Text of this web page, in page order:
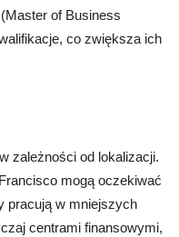
of Business
co zwiększa ich
zależności od lokalizacji.
mogą oczekiwać
pracują w mniejszych
centrami finansowymi,